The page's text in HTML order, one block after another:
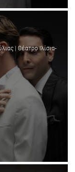
| Θέατρο Ιλίσια-